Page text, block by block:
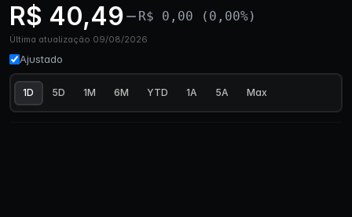
R$ 40,49 R$ 0,00 (0,00%)
Última atualização 09/08/2026
Ajustado
1D 5D 1M 6M YTD 1A 5A Max